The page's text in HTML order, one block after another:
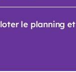
le planning et